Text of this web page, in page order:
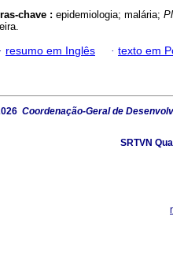
chave : epidemiologia; malária;
· resumo em Inglês · texto em
Coordenação-Geral de
SRTVN